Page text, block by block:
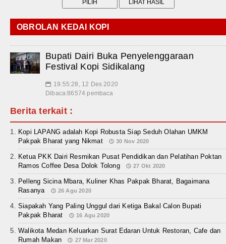
OBROLAN KEDAI KOPI
Bupati Dairi Buka Penyelenggaraan
Festival Kopi Sidikalang
📅 19:55:28, 12 Des 2020
Dibaca:86574 pembaca
Berita terkait :
Kopi LAPANG adalah Kopi Robusta Siap Seduh Olahan UMKM
Pakpak Bharat yang Nikmat
30 Nov 2020
Ketua PKK Dairi Resmikan Pusat Pendidikan dan Pelatihan Poktan
Ramos Coffee Desa Dolok Tolong
27 Okt 2020
Pelleng Sicina Mbara, Kuliner Khas Pakpak Bharat, Bagaimana
Rasanya
26 Agu 2020
Siapakah Yang Paling Unggul dari Ketiga Bakal Calon Bupati
Pakpak Bharat
16 Agu 2020
Walikota Medan Keluarkan Surat Edaran Untuk Restoran, Cafe dan
Rumah Makan
27 Mar 2020